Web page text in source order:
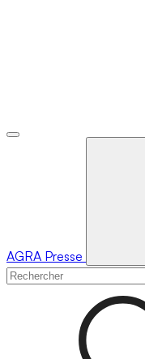
AGRA Presse